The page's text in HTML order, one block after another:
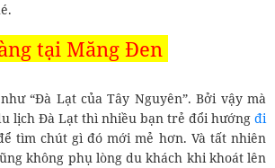
tại Măng Đen
“Đà Lạt của Tây Nguyên”. Bởi vậy mà
lịch Đà Lạt thì nhiều bạn trẻ đổi hướng đi
tìm chút gì đó mới mẻ hơn. Và tất nhiên
không phụ lòng du khách khi khoát lên